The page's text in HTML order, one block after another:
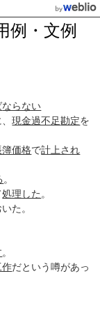
例・文例
ならない
、現金過不足勘定を
簿価格で計上され
。
処理した 。
た。
。
作だという噂があっ